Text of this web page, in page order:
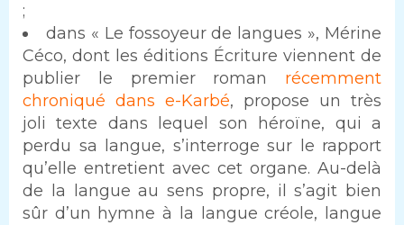
;
dans « Le fossoyeur de langues », Mérine
Céco, dont les éditions Écriture viennent de
publier le premier roman récemment
chroniqué dans e-Karbé, propose un très
joli texte dans lequel son héroïne, qui a
perdu sa langue, s’interroge sur le rapport
qu’elle entretient avec cet organe. Au-delà
de la langue au sens propre, il s’agit bien
sûr d’un hymne à la langue créole, langue